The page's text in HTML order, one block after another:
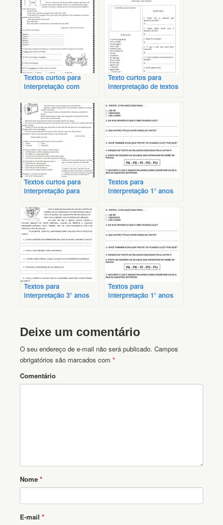
Textos curtos para
interpretação com
Texto curtos para
interpretação de textos
Textos curtos para
interpretação para
Textos para
interpretação 1° anos
Textos para
interpretação 3° anos
Textos para
interpretação 1° anos
Deixe um comentário
O seu endereço de e-mail não será publicado. Campos
obrigatórios são marcados com *
Comentário
Nome *
E-mail *